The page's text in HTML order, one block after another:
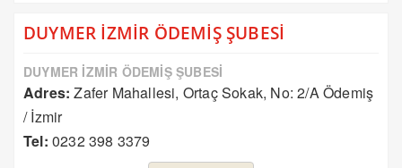
DUYMER İZMİR ÖDEMİŞ ŞUBESİ
DUYMER İZMİR ÖDEMİŞ ŞUBESİ
Adres: Zafer Mahallesi, Ortaç Sokak, No: 2/A Ödemiş
/ İzmir
Tel: 0232 398 3379